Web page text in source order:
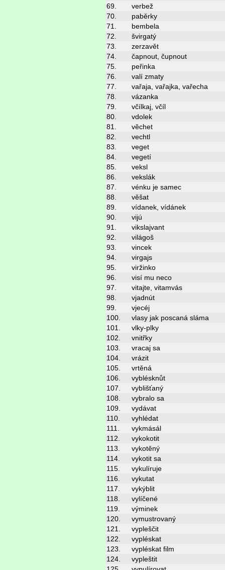
69.
verbež
70.
paběrky
71.
bembela
72.
švirgatý
73.
zerzavět
74.
čapnout, čupnout
75.
peřinka
76.
valí zmaty
77.
vařaja, vařajka, vařecha
78.
vázanka
79.
včílkaj, včíl
80.
vdolek
81.
věchet
82.
vechtl
83.
veget
84.
vegetí
85.
veksl
86.
vekslák
87.
vénku je samec
88.
věšat
89.
vídanek, vídánek
90.
vijú
91.
vikslajvant
92.
világoš
93.
vincek
94.
virgajs
95.
viržinko
96.
visí mu neco
97.
vitajte, vitamvás
98.
vjadnút
99.
vjecéj
100.
vlasy jak poscaná sláma
101.
vlky-plky
102.
vnitřky
103.
vracaj sa
104.
vrázit
105.
vrtěná
106.
vyblésknůt
107.
vyblišťaný
108.
vybralo sa
109.
vydávat
110.
vyhlédat
111.
vykmásál
112.
vykokotit
113.
vykotěný
114.
vykotit sa
115.
vykulíruje
116.
vykutat
117.
vykýblit
118.
vylíčené
119.
výminek
120.
vymustrovaný
121.
vypleščit
122.
vypléskat
123.
vypléskat film
124.
vypleštit